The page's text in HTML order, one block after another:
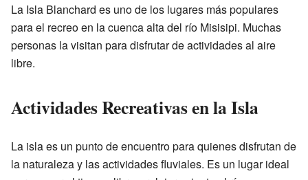
La Isla Blanchard es uno de los lugares más populares
para el recreo en la cuenca alta del río Misisipi. Muchas
personas la visitan para disfrutar de actividades al aire
libre.
Actividades Recreativas en la Isla
La isla es un punto de encuentro para quienes disfrutan de
la naturaleza y las actividades fluviales. Es un lugar ideal